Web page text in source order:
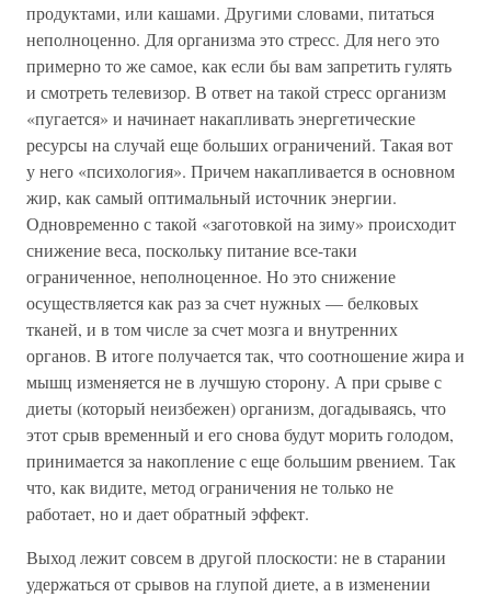
продуктами, или кашами. Другими словами, питаться
неполноценно. Для организма это стресс. Для него это
примерно то же самое, как если бы вам запретить гулять
и смотреть телевизор. В ответ на такой стресс организм
«пугается» и начинает накапливать энергетические
ресурсы на случай еще больших ограничений. Такая вот
у него «психология». Причем накапливается в основном
жир, как самый оптимальный источник энергии.
Одновременно с такой «заготовкой на зиму» происходит
снижение веса, поскольку питание все-таки
ограниченное, неполноценное. Но это снижение
осуществляется как раз за счет нужных — белковых
тканей, и в том числе за счет мозга и внутренних
органов. В итоге получается так, что соотношение жира и
мышц изменяется не в лучшую сторону. А при срыве с
диеты (который неизбежен) организм, догадываясь, что
этот срыв временный и его снова будут морить голодом,
принимается за накопление с еще большим рвением. Так
что, как видите, метод ограничения не только не
работает, но и дает обратный эффект.
Выход лежит совсем в другой плоскости: не в старании
удержаться от срывов на глупой диете, а в изменении